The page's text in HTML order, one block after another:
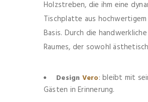
Holzstreben, die ihm eine
Tischplatte aus
Basis. Durch die
Raumes, der sowohl
Design Vero: bleibt mit
Gästen in Erinnerung.